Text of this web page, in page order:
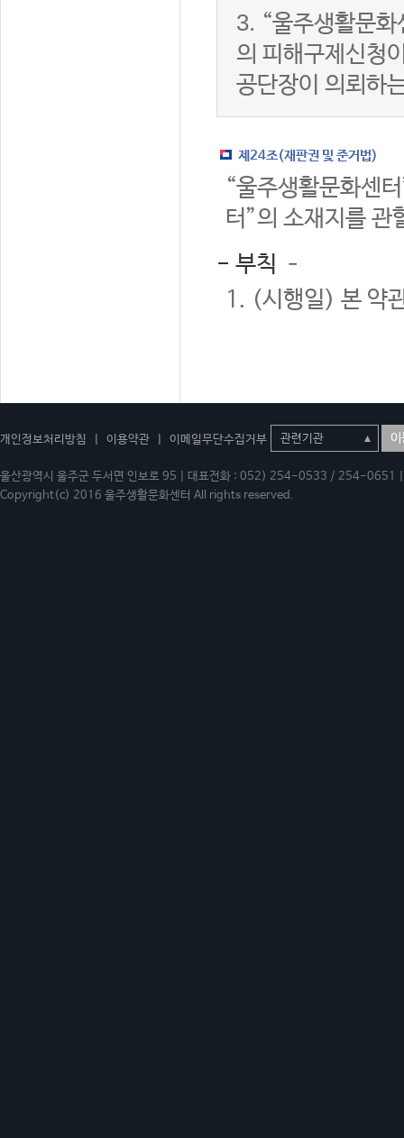
3. “울주생활문
의 피해구제신청
공단장이 의뢰하
제24조(재판권 및 준거법)
“울주생활문화센
터”의 소재지를 관
- 부칙 –
1. (시행일) 본 약
개인정보처리방침 이용약관 이메일무단수집거부 이
울산광역시 울주군 두서면 인보로 95 | 대표전화 : 052) 254-0533 / 254-
Copyright(c) 2016 울주생활문화센터 All rights reserved.